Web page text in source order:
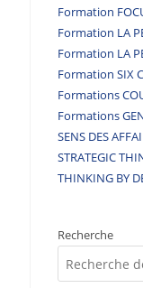
Formation
Formation LA
Formation LA
Formation SIX
Formations
Formations
SENS DES
STRATEGIC
THINKING BY
Recherche